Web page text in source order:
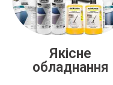
Якісне
обладнання